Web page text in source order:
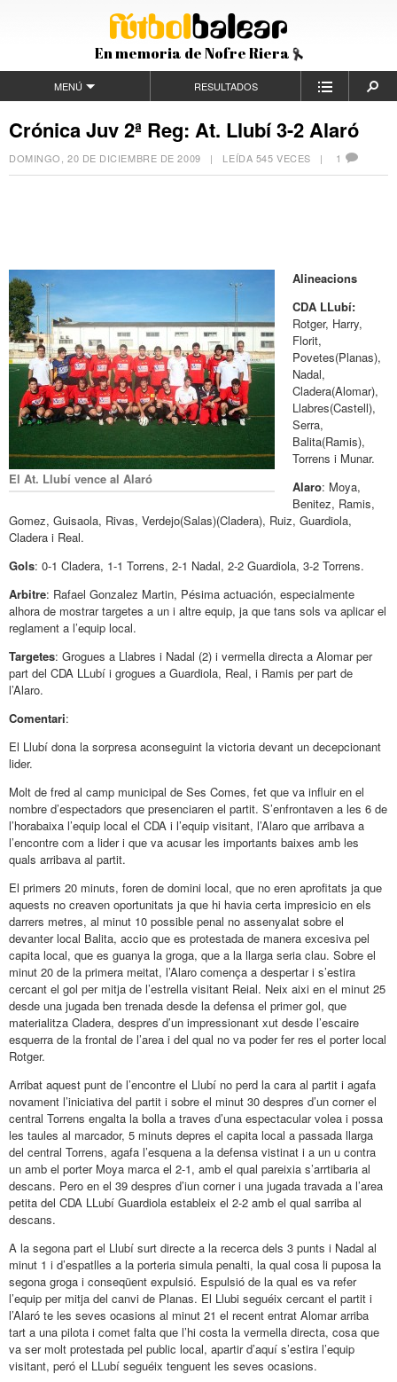
En memoria de Nofre Riera
MENÚ RESULTADOS
Crónica Juv 2ª Reg: At. Llubí 3-2 Alaró
DOMINGO, 20 DE DICIEMBRE DE 2009 | LEÍDA 545 VECES | 1
El At. Llubí vence al Alaró
Alineacions
CDA LLubí:
Rotger, Harry,
Florit,
Povetes(Planas),
Nadal,
Cladera(Alomar),
Llabres(Castell),
Serra,
Balita(Ramis),
Torrens i Munar.
Alaro: Moya,
Benitez, Ramis,
Gomez, Guisaola, Rivas, Verdejo(Salas)(Cladera), Ruiz, Guardiola,
Cladera i Real.
Gols: 0-1 Cladera, 1-1 Torrens, 2-1 Nadal, 2-2 Guardiola, 3-2 Torrens.
Arbitre: Rafael Gonzalez Martin, Pésima actuación, especialmente
alhora de mostrar targetes a un i altre equip, ja que tans sols va aplicar el
reglament a l’equip local.
Targetes: Grogues a Llabres i Nadal (2) i vermella directa a Alomar per
part del CDA LLubí i grogues a Guardiola, Real, i Ramis per part de
l’Alaro.
Comentari:
El Llubí dona la sorpresa aconseguint la victoria devant un decepcionant
lider.
Molt de fred al camp municipal de Ses Comes, fet que va influir en el
nombre d’espectadors que presenciaren el partit. S’enfrontaven a les 6 de
l’horabaixa l’equip local el CDA i l’equip visitant, l’Alaro que arribava a
l’encontre com a lider i que va acusar les importants baixes amb les
quals arribava al partit.
El primers 20 minuts, foren de domini local, que no eren aprofitats ja que
aquests no creaven oportunitats ja que hi havia certa impresicio en els
darrers metres, al minut 10 possible penal no assenyalat sobre el
devanter local Balita, accio que es protestada de manera excesiva pel
capita local, que es guanya la groga, que a la llarga seria clau. Sobre el
minut 20 de la primera meitat, l’Alaro comença a despertar i s’estira
cercant el gol per mitja de l’estrella visitant Reial. Neix aixi en el minut 25
desde una jugada ben trenada desde la defensa el primer gol, que
materialitza Cladera, despres d’un impressionant xut desde l’escaire
esquerra de la frontal de l’area i del qual no va poder fer res el porter local
Rotger.
Arribat aquest punt de l’encontre el Llubí no perd la cara al partit i agafa
novament l’iniciativa del partit i sobre el minut 30 despres d’un corner el
central Torrens engalta la bolla a traves d’una espectacular volea i possa
les taules al marcador, 5 minuts depres el capita local a passada llarga
del central Torrens, agafa l’esquena a la defensa vistinat i a un u contra
un amb el porter Moya marca el 2-1, amb el qual pareixia s’arrtibaria al
descans. Pero en el 39 despres d’iun corner i una jugada travada a l’area
petita del CDA LLubí Guardiola estableix el 2-2 amb el qual sarriba al
descans.
A la segona part el Llubí surt directe a la recerca dels 3 punts i Nadal al
minut 1 i d’espatlles a la porteria simula penalti, la qual cosa li puposa la
segona groga i conseqüent expulsió. Espulsió de la qual es va refer
l’equip per mitja del canvi de Planas. El Llubi seguéix cercant el partit i
l’Alaró te les seves ocasions al minut 21 el recent entrat Alomar arriba
tart a una pilota i comet falta que l’hi costa la vermella directa, cosa que
va ser molt protestada pel public local, apartir d’aquí s’estira l’equip
visitant, peró el LLubí seguéix tenguent les seves ocasions.